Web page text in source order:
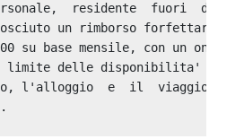
residente  fuori  dalla
un rimborso forfettario
su base mensile, con un
limite delle disponibilita' di
l'alloggio  e  il  viaggio